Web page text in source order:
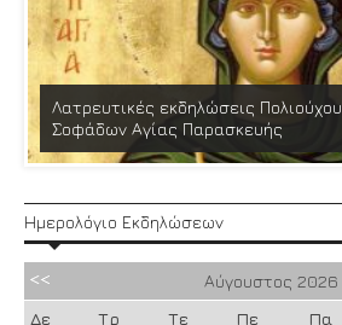
Λατρευτικές εκδηλώσεις Πολιούχου
Σοφάδων Αγίας Παρασκευής
Ημερολόγιο Εκδηλώσεων
Αύγουστος 2026
Δε
Τρ Τε Πε Πα